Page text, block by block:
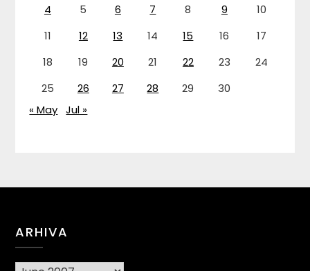
4
5 6 7 8 9
10
11
12 13 14 15 16
17
18
19 20 21 22 23
24
25
26 27 28 29
30
« May Jul »
ARHIVA